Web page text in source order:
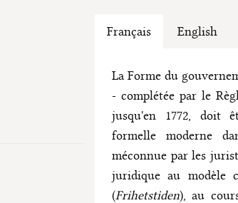
Français English
La Forme du
- complétée par le
jusqu'en 1772, doit
formelle moderne
méconnue par les
juridique au modèle
(Frihetstiden), au